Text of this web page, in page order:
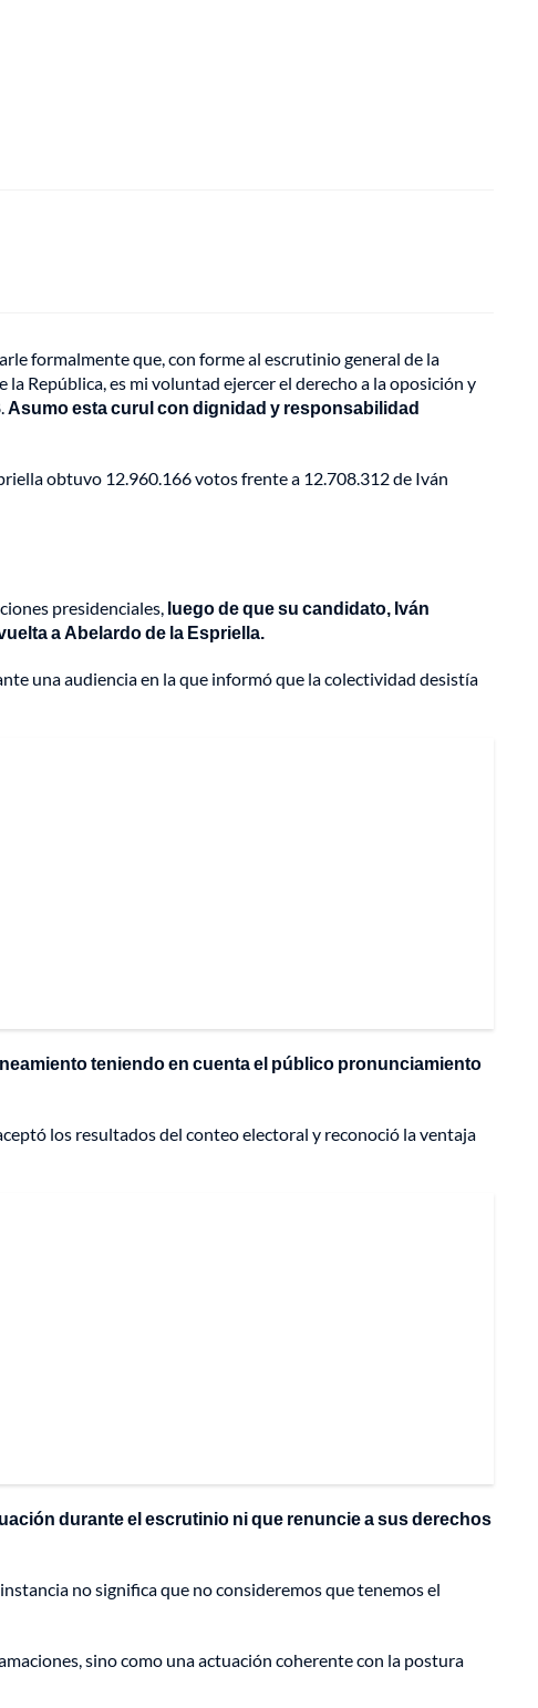
formalmente que, con forme al escrutinio general de la
República, es mi voluntad ejercer el derecho a la oposición y
Asumo esta curul con dignidad y responsabilidad
obtuvo 12.960.166 votos frente a 12.708.312 de Iván
presidenciales, luego de que su candidato, Iván
a Abelardo de la Espriella.
una audiencia en la que informó que la colectividad desistía
teniendo en cuenta el público pronunciamiento
los resultados del conteo electoral y reconoció la ventaja
durante el escrutinio ni que renuncie a sus derechos
no significa que no consideremos que tenemos el
sino como una actuación coherente con la postura